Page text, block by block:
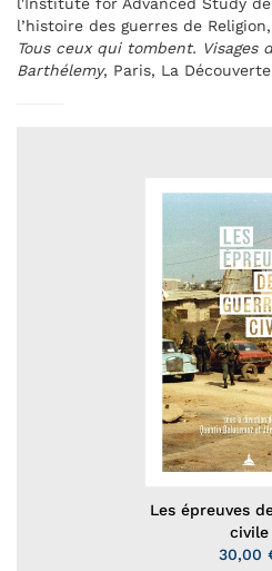
l'Institute for Advanced Study
l’histoire des guerres de
Tous ceux qui tombent. Visages
Barthélemy, Paris, La
Les épreuves
civile
30,00